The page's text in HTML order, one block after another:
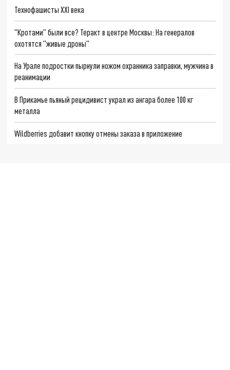
Технофашисты XXI века
"Кротами" были все? Теракт в центре Москвы: На генералов
охотятся "живые дроны"
На Урале подростки пырнули ножом охранника заправки, мужчина в
реанимации
В Прикамье пьяный рецидивист украл из ангара более 100 кг
металла
Wildberries добавит кнопку отмены заказа в приложение